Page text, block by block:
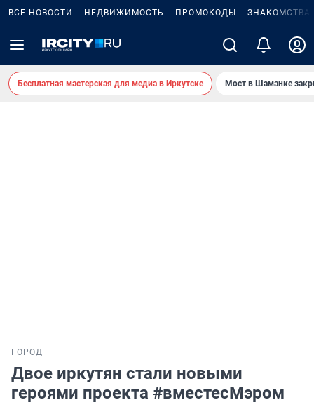
ВСЕ НОВОСТИ НЕДВИЖИМОСТЬ ПРОМОКОДЫ ЗНАКОМСТВА
Бесплатная мастерская для медиа в Иркутске Мост в Шаманке
ГОРОД
Двое иркутян стали новыми
героями проекта #вместесМэром